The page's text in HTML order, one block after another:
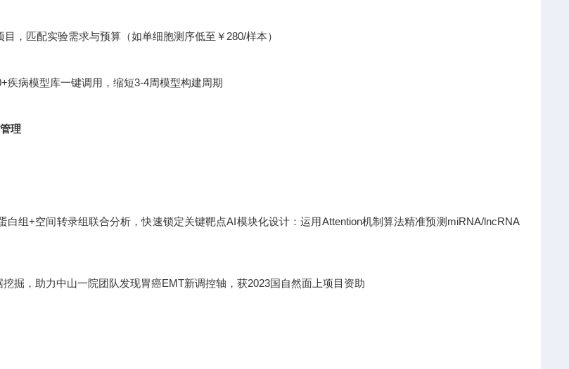
，匹配实验需求与预算（如单细胞测序低至￥280/样本）
疾病模型库一键调用，缩短3-4周模型构建周期
理
白组+空间转录组联合分析，快速锁定关键靶点AI模块化设计：运用Attention机制算法精准预测miRNA/lncRNA
掘，助力中山一院团队发现胃癌EMT新调控轴，获2023国自然面上项目资助